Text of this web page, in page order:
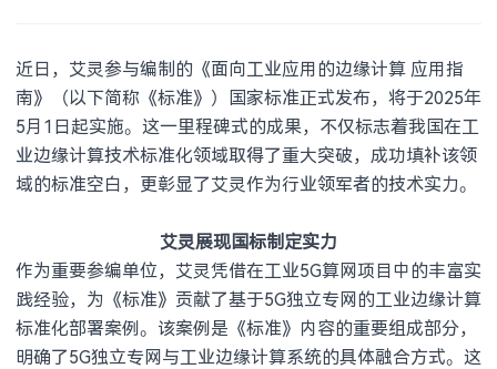
近日，艾灵参与编制的《面向工业应用的边缘计算 应用指
南》（以下简称《标准》）国家标准正式发布，将于2025年
5月1日起实施。这一里程碑式的成果，不仅标志着我国在工
业边缘计算技术标准化领域取得了重大突破，成功填补该领
域的标准空白，更彰显了艾灵作为行业领军者的技术实力。
艾灵展现国标制定实力
作为重要参编单位，艾灵凭借在工业5G算网项目中的丰富实
践经验，为《标准》贡献了基于5G独立专网的工业边缘计算
标准化部署案例。该案例是《标准》内容的重要组成部分，
明确了5G独立专网与工业边缘计算系统的具体融合方式。这